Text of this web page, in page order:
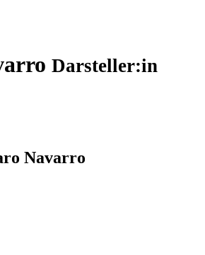
Darsteller:in
Navarro